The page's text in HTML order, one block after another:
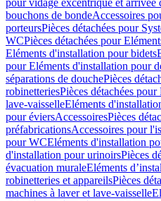
pour vidage excentrique et arrivée
bouchons de bondeAccessoires
porteursPièces détachées pour
WCPièces détachées pour
Eléments d'installation pour bidets
pour Eléments d'installation pour
séparations de douchePièces
robinetteriesPièces détachées
lave-vaisselleEléments
pour éviersAccessoiresPièces
préfabricationsAccessoires pour
pour WCEléments d'installation
d'installation pour urinoirsPièces
évacuation muraleEléments
robinetteries et appareilsPièces
machines à laver et lave-vaisselle